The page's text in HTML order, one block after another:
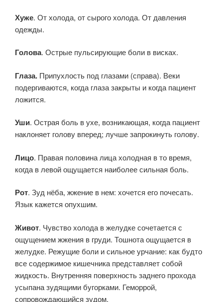
Хуже. От холода, от сырого холода. От давления
одежды.
Голова. Острые пульсирующие боли в висках.
Глаза. Припухлость под глазами (справа). Веки
подергиваются, когда глаза закрыты и когда пациент
ложится.
Уши. Острая боль в ухе, возникающая, когда пациент
наклоняет голову вперед; лучше запрокинуть голову.
Лицо. Правая половина лица холодная в то время,
когда в левой ощущается наиболее сильная боль.
Рот. Зуд нёба, жжение в нем: хочется его почесать.
Язык кажется опухшим.
Живот. Чувство холода в желудке сочетается с
ощущением жжения в груди. Тошнота ощущается в
желудке. Режущие боли и сильное урчание: как будто
все содержимое кишечника представляет собой
жидкость. Внутренняя поверхность заднего прохода
усыпана зудящими бугорками. Геморрой,
сопровождающийся зудом.